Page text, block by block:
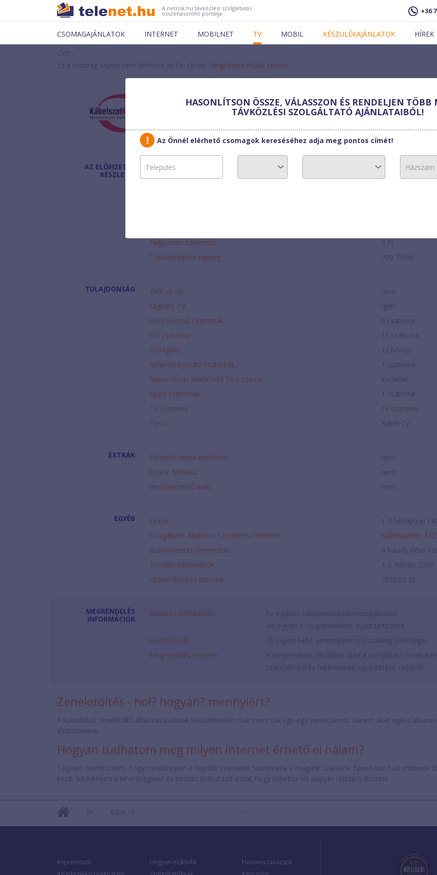
A netrisk.hu távközlési szolgáltatás
összehasonlító portálja +36
CSOMAGAJÁNLATOK INTERNET MOBILNET TV MOBIL KÉSZÜLÉKAJÁNLATOK HÍREK
Cím: ,
Ez a csomag sajnos nem elérhető az Ön címén. Megnézem másik címen!
KábelszatNet-2002
ALAP – Bakonypéterd
AZ ELŐFIZETÉS
RÉSZLETEI
Havi díj
3800 Ft
Helyszínen fizetendő:
0 Ft
További beltéri egység:
700 Ft/hó
TULAJDONSÁG DVR opció:
nem
Digitális TV:
igen
Film/Sorozat csatornák :
0 csatorna
HD csatorna:
11 csatorna
Hűségidő:
12 hónap
Ismeretterjesztő csatornák :
1 csatorna
Maximálisan beköthető TV-k száma:
korlátlan
Sport csatornák :
1 csatorna
TV csatorna:
16 csatorna
Típus:
Kábel TV
EXTRÁK Nézhető mobil eszközön:
igen
Online filmtéka:
nem
Visszanézhető adás:
nem
EGYÉB Leírás:
1-2 hónapban
Szolgáltató általános szerződési feltételei:
Kábelszatnet
Számlafizetés ütemezése:
A havidíj előre
További információk:
1-2. hónap:
Utolsó frissítés dátuma:
2026.02.26.
MEGRENDELÉS
INFORMÁCIÓK
Bekötés előfeltételei:
Bekötési idő:
Megrendelés menete:
Zeneletöltés - hol? hogyan? mennyiért?
A különböző zeneletöltő alkalmazásoknak köszönhetően már nemcsak egy-egy zeneszámot, hanem akár egész
eszközeinkre.
Hogyan tudhatom meg milyen internet érhető el nálam?
Teljesen természetes, hogy mindannyian a legjobb internetet szeretnénk a magunk számára. Éppen ezért az emberek
kezd, feltérképezi a lehetőségeket és hosszú órákat tölt azzal, hogy kiderítse mi alapján célszerű dönteni.
TV Kábel TV
Impresszum
Hogyan működik
Hasznos tanácsok
HASONLÍTSON ÖSSZE, VÁLASSZON ÉS RENDELJEN
TÁVKÖZLÉSI SZOLGÁLTATÓ AJÁNLATAIBÓL!
Az Önnél elérhető csomagok kereséséhez adja meg pontos címét!